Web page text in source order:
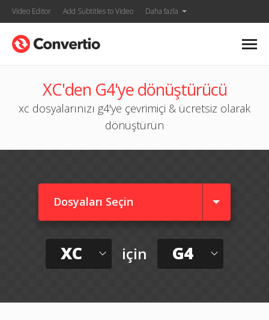
Video Editor Add Subtitles to Video Daha fazla
XC'den G4'ye dönüştürücü
xc dosyalarınızı g4'ye çevrimiçi & ücretsiz olarak
dönüştürün
Dosyaları Seçin
XC için G4